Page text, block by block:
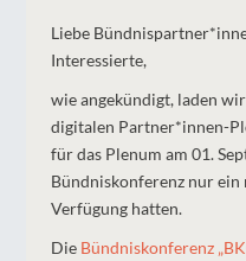
Liebe
Interessierte,
wie angekündigt, laden
digitalen Partner*innen-
für das Plenum am 01.
Bündniskonferenz nur
Verfügung hatten.
Die Bündniskonferenz